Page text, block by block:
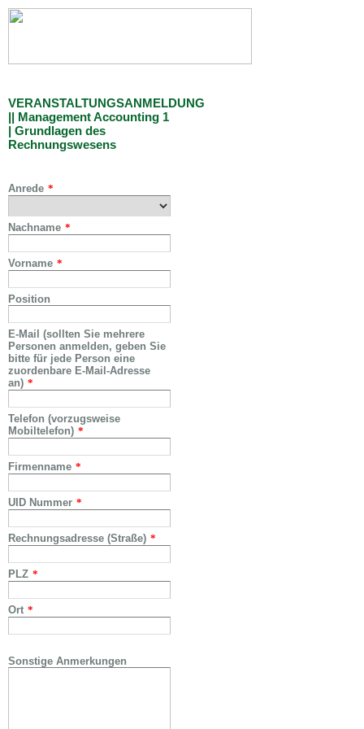
VERANSTALTUNGSANMELDUNG
|| Management Accounting 1
| Grundlagen des
Rechnungswesens
Anrede *
Nachname *
Vorname *
Position
E-Mail (sollten Sie mehrere
Personen anmelden, geben Sie
bitte für jede Person eine
zuordenbare E-Mail-Adresse
an) *
Telefon (vorzugsweise
Mobiltelefon) *
Firmenname *
UID Nummer *
Rechnungsadresse (Straße) *
PLZ *
Ort *
Sonstige Anmerkungen